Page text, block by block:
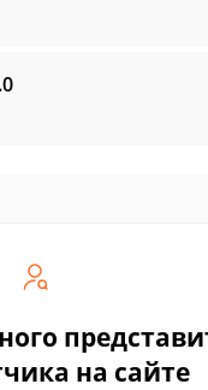
на сайте